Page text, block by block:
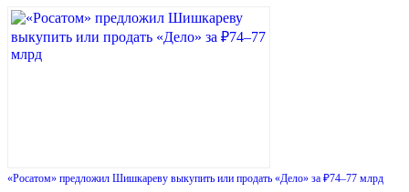
«Росатом» предложил Шишкареву выкупить или продать «Дело» за ₽74–77 млрд